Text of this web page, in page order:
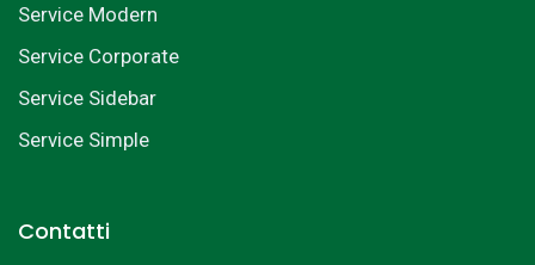
Service Modern
Service Corporate
Service Sidebar
Service Simple
Contatti